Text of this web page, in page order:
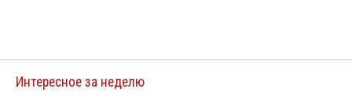
Интересное за неделю